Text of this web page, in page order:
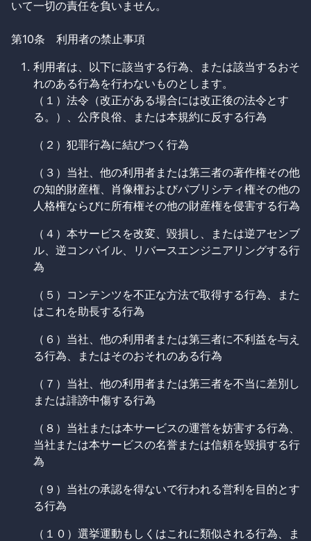
いて一切の責任を負いません。
第10条 利用者の禁止事項
利用者は、以下に該当する行為、または該当するおそ
れのある行為を行わないものとします。
（１）法令（改正がある場合には改正後の法令とす
る。）、公序良俗、または本規約に反する行為
（２）犯罪行為に結びつく行為
（３）当社、他の利用者または第三者の著作権その他
の知的財産権、肖像権およびパブリシティ権その他の
人格権ならびに所有権その他の財産権を侵害する行為
（４）本サービスを改変、毀損し、または逆アセンブ
ル、逆コンパイル、リバースエンジニアリングする行
為
（５）コンテンツを不正な方法で取得する行為、また
はこれを助長する行為
（６）当社、他の利用者または第三者に不利益を与え
る行為、またはそのおそれのある行為
（７）当社、他の利用者または第三者を不当に差別し
または誹謗中傷する行為
（８）当社または本サービスの運営を妨害する行為、
当社または本サービスの名誉または信頼を毀損する行
為
（９）当社の承認を得ないで行われる営利を目的とす
る行為
（１０）選挙運動もしくはこれに類似される行為、ま